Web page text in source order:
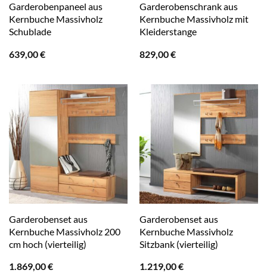
Garderobenpaneel aus
Kernbuche Massivholz
Schublade
639,00€
Garderobenschrank aus
Kernbuche Massivholz mit
Kleiderstange
829,00€
Garderobenset aus
Kernbuche Massivholz 200
cm hoch (vierteilig)
1.869,00€
Garderobenset aus
Kernbuche Massivholz
Sitzbank (vierteilig)
1.219,00€